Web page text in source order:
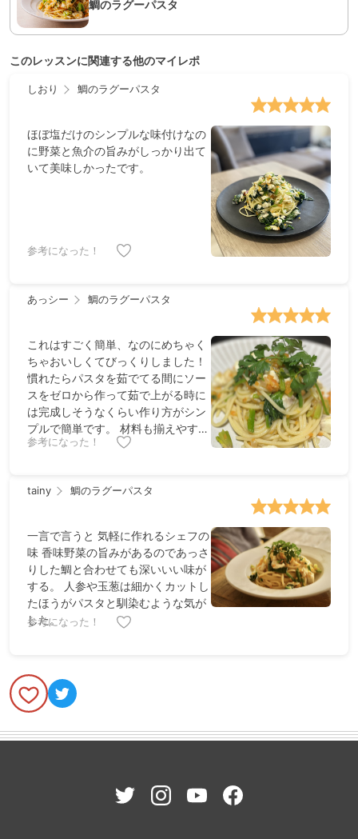
鯛のラグーパスタ
このレッスンに関連する他のマイレポ
しおり 鯛のラグーパスタ
ほぼ塩だけのシンプルな味付けなの
に野菜と魚介の旨みがしっかり出て
いて美味しかったです。
参考になった！
あっシー 鯛のラグーパスタ
これはすごく簡単、なのにめちゃく
ちゃおいしくてびっくりしました！
慣れたらパスタを茹でてる間にソー
スをゼロから作って茹で上がる時に
は完成しそうなくらい作り方がシン
プルで簡単です。 材料も揃えやすい
ので、また作ろうと思います！ 鯛の
もgood！ イタリア産の唐辛子がつ
ので次作るときは半分でも良いか
も？と思いました！ 素敵なパスタ、
教えた頂きありがとうございまし
た！
参考になった！
tainy 鯛のラグーパスタ
一言で言うと 気軽に作れるシェフの
味 香味野菜の旨みがあるのであっさ
りした鯛と合わせても深いいい味が
する。 人参や玉葱は細かくカットし
たほうがパスタと馴染むような気が
した。
参考になった！